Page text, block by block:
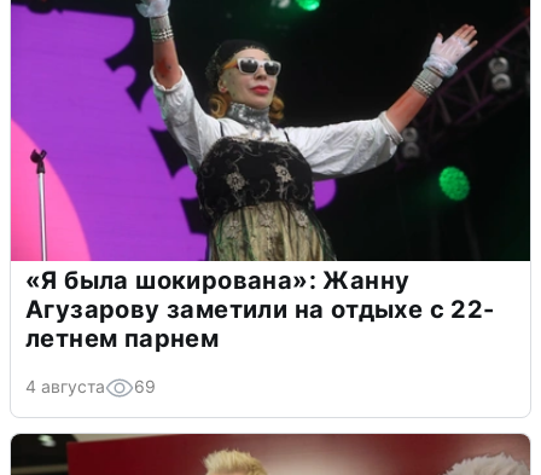
«Я была шокирована»: Жанну
Агузарову заметили на отдыхе с 22-
летнем парнем
4 августа 69